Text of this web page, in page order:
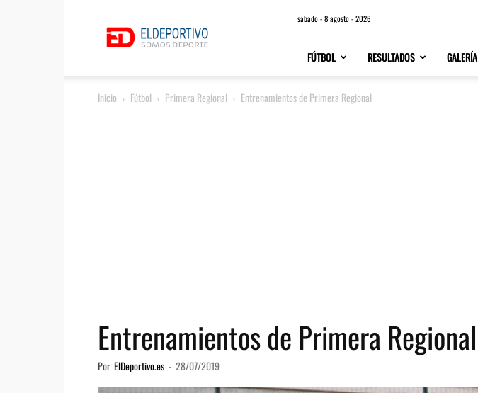
sábado - 8 agosto - 2026
FÚTBOL RESULTADOS GALERÍA
Inicio Fútbol Primera Regional Entrenamientos de Primera Regional
Entrenamientos de Primera Regional
Por ElDeportivo.es - 28/07/2019